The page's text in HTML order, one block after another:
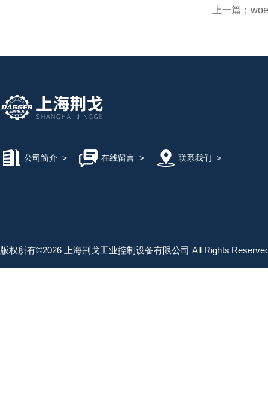
上一篇：
公司简介 > 在线留言> 联系我们 >
版权所有©2026 上海荆戈工业控制设备有限公司 All Rights